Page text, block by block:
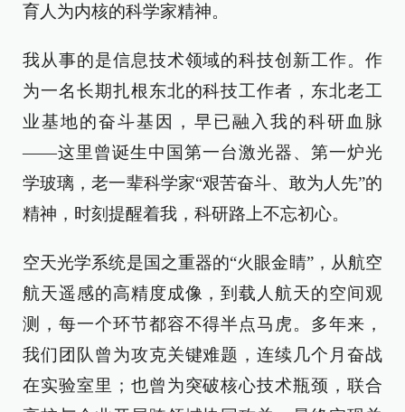
育人为内核的科学家精神。
我从事的是信息技术领域的科技创新工作。作
为一名长期扎根东北的科技工作者，东北老工
业基地的奋斗基因，早已融入我的科研血脉
——这里曾诞生中国第一台激光器、第一炉光
学玻璃，老一辈科学家“艰苦奋斗、敢为人先”的
精神，时刻提醒着我，科研路上不忘初心。
空天光学系统是国之重器的“火眼金睛”，从航空
航天遥感的高精度成像，到载人航天的空间观
测，每一个环节都容不得半点马虎。多年来，
我们团队曾为攻克关键难题，连续几个月奋战
在实验室里；也曾为突破核心技术瓶颈，联合